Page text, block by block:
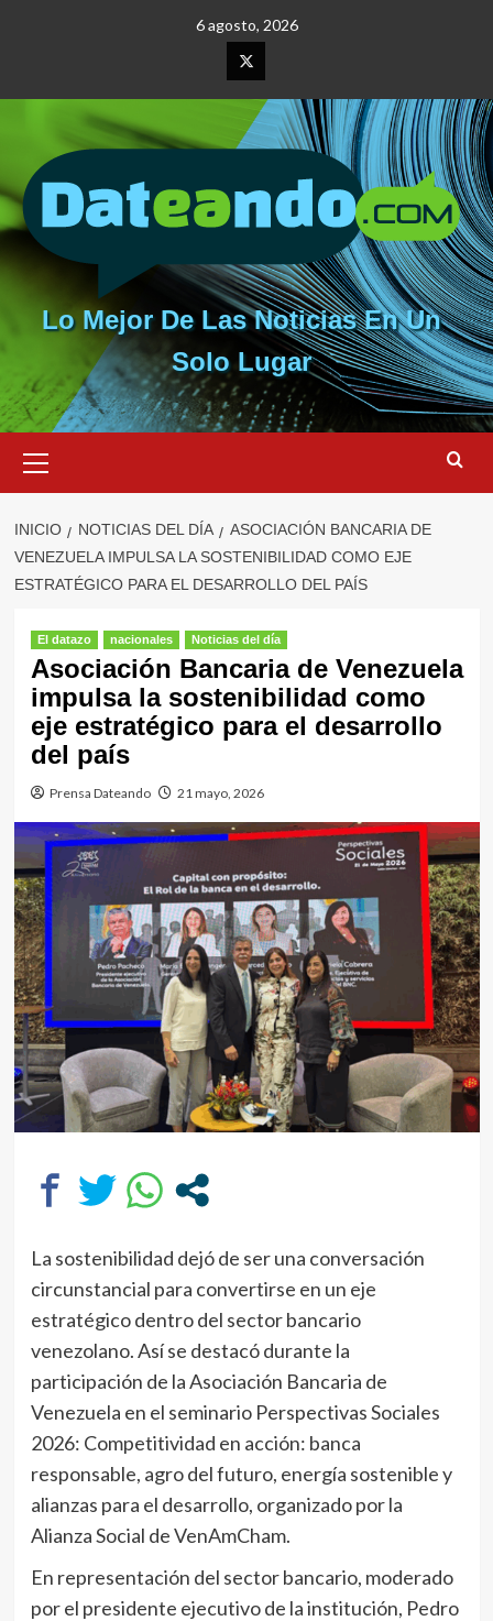
6 agosto, 2026
Elemento
del
menú
Lo Mejor De Las Noticias En Un
Solo Lugar
primario
INICIO NOTICIAS DEL DÍA
ASOCIACIÓN BANCARIA DE
VENEZUELA IMPULSA LA SOSTENIBILIDAD COMO EJE
ESTRATÉGICO PARA EL DESARROLLO DEL PAÍS
El datazo nacionales Noticias del día
Asociación Bancaria de Venezuela
impulsa la sostenibilidad como
eje estratégico para el desarrollo
del país
Prensa Dateando 21 mayo, 2026
La sostenibilidad dejó de ser una conversación
circunstancial para convertirse en un eje
estratégico dentro del sector bancario
venezolano. Así se destacó durante la
participación de la Asociación Bancaria de
Venezuela en el seminario Perspectivas Sociales
2026: Competitividad en acción: banca
responsable, agro del futuro, energía sostenible y
alianzas para el desarrollo, organizado por la
Alianza Social de VenAmCham.
En representación del sector bancario, moderado
por el presidente ejecutivo de la institución, Pedro